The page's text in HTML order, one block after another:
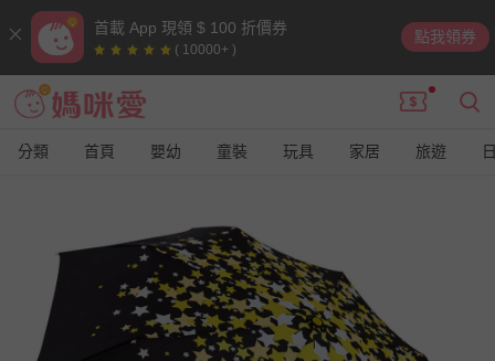
首載 App 現領 $ 100 折價券
( 10000+ )
點我領券
分類 首頁 嬰幼 童裝 玩具 家居 旅遊